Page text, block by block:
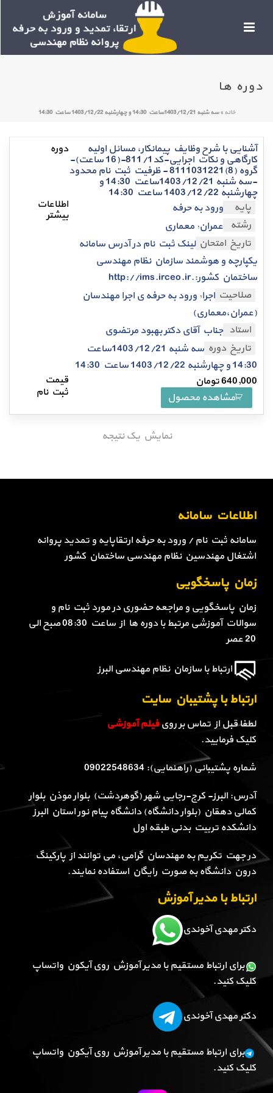
دوره ها
خانه »سه شنبه 1403/12/21ساعت 14:30 و چهارشنبه 1403/12/22 ساعت 14:30
آشنایی با شرح وظایف پیمانکار، مسائل اولیه
کارگاهی و نکات اجرایی-کد811/1-(16 ساعت)-
گروه (8)8111031221 - ظرفیت ثبت نام محدود
-سه شنبه 1403/12/21ساعت 14:30 و
چهارشنبه 1403/12/22 ساعت 14:30
پایه
ورود به حرفه
رشته عمران, معماری
تاریخ امتحان لینک ثبت نام در آدرس سامانه
یکپارچه و هوشمند سازمان نظام مهندسی
ساختمان کشور:.http://ims.irceo.ir
صلاحیت اجرا, ورود به حرفه ی اجرا مهندسان
(عمران،معماری)
استاد جناب آقای دکتر بهبود مرتضوی
تاریخ دوره
سه شنبه 1403/12/21ساعت
14:30 و چهارشنبه 1403/12/22 ساعت 14:30
640,000تومان
مشاهده محصول
نمایش یک نتیجه
اطلاعات سامانه
سامانه ثبت نام / ورود به حرفه ارتقاپایه و تمدید پروانه
اشتغال مهندسین نظام مهندسی ساختمان کشور
زمان پاسخگویی
زمان پاسخگویی و مراجعه حضوری در مورد ثبت نام و
سوالات آموزشی مرتبط با دوره ها از ساعت 08:30 صبح الی
20 عصر
ارتباط با سازمان نظام مهندسی البرز
ارتباط با پشتیبان سایت
لطفا قبل از تماس بر رویفیلم آموزشی
کلیک فرمایید.
شماره پشتیبانی (راهنمایی): 09022548634
آدرس: البرز- کرج-رجایی شهر (گوهردشت) بلوار موذن بلوار
کمالی دهقان (بلوار دانشگاه) دانشگاه پیام نور استان البرز
دانشکده تربیت بدنی طبقه اول
در جهت تکریم به مهندسان گرامی، می توانند از پارکینگ
درون دانشگاه به صورت رایگان استفاده نمایند.
ارتباط با مدیر آموزش
دکتر مهدی آخوندی
برای ارتباط مستقیم با مدیر آموزش روی آیکون واتساپ
کلیک کنید.
دکتر مهدی آخوندی
برای ارتباط مستقیم با مدیر آموزش روی آیکون واتساپ
کلیک کنید.